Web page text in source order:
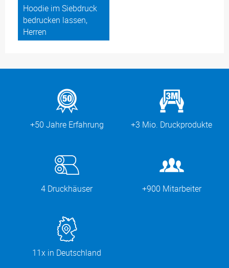
Hoodie im Siebdruck
bedrucken lassen,
Herren
+50 Jahre Erfahrung +3 Mio. Druckprodukte
4 Druckhäuser +900 Mitarbeiter
11x in Deutschland